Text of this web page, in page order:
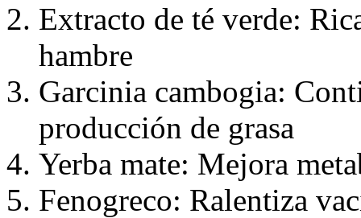
Extracto de té verde:
hambre
Garcinia cambogia:
producción de grasa
Yerba mate: Mejora
Fenogreco: Ralentiza